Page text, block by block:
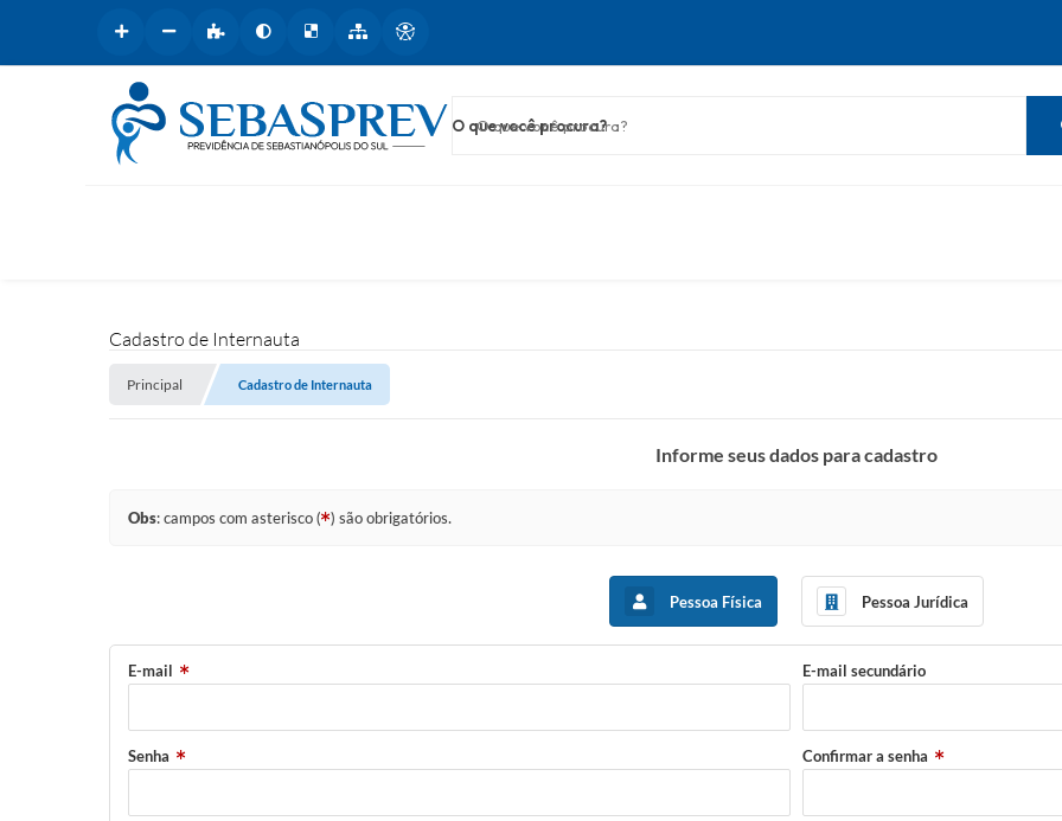
O que você procura?
Cadastro de Internauta
Principal Cadastro de Internauta
Informe seus dados para cadastro
Obs: campos com asterisco ( ) são obrigatórios.
Pessoa Física Pessoa Jurídica
E-mail E-mail secundário
Senha Confirmar a senha